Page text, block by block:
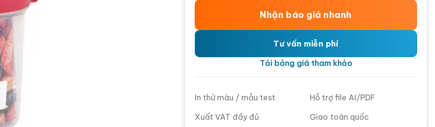
Nhận báo giá nhanh
Tư vấn miễn phí
Tải bảng giá tham khảo
In thử màu / mẫu test
Hỗ trợ file AI/PDF
Xuất VAT đầy đủ
Giao toàn quốc